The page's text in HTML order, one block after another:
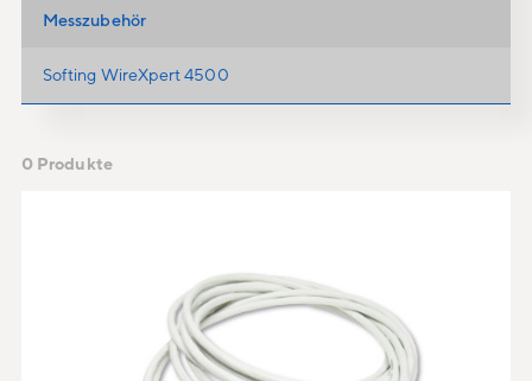
Messzubehör
Softing WireXpert 4500
0 Produkte